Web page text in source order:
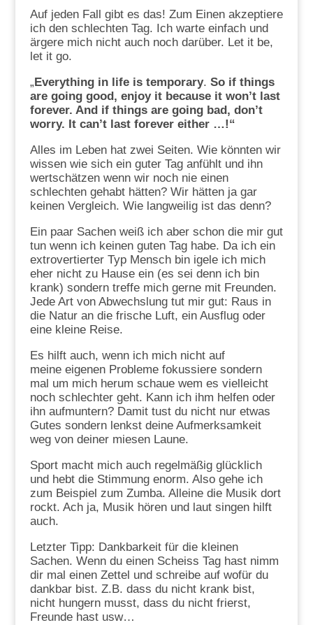
Auf jeden Fall gibt es das! Zum Einen akzeptiere
ich den schlechten Tag. Ich warte einfach und
ärgere mich nicht auch noch darüber. Let it be,
let it go.
„ Everything in life is temporary. So if things
are going good, enjoy it because it won’t last
forever. And if things are going bad, don’t
worry. It can’t last forever either …!“
Alles im Leben hat zwei Seiten. Wie könnten wir
wissen wie sich ein guter Tag anfühlt und ihn
wertschätzen wenn wir noch nie einen
schlechten gehabt hätten? Wir hätten ja gar
keinen Vergleich. Wie langweilig ist das denn?
Ein paar Sachen weiß ich aber schon die mir gut
tun wenn ich keinen guten Tag habe. Da ich ein
extrovertierter Typ Mensch bin igele ich mich
eher nicht zu Hause ein (es sei denn ich bin
krank) sondern treffe mich gerne mit Freunden.
Jede Art von Abwechslung tut mir gut: Raus in
die Natur an die frische Luft, ein Ausflug oder
eine kleine Reise.
Es hilft auch, wenn ich mich nicht auf
meine eigenen Probleme fokussiere sondern
mal um mich herum schaue wem es vielleicht
noch schlechter geht. Kann ich ihm helfen oder
ihn aufmuntern? Damit tust du nicht nur etwas
Gutes sondern lenkst deine Aufmerksamkeit
weg von deiner miesen Laune.
Sport macht mich auch regelmäßig glücklich
und hebt die Stimmung enorm. Also gehe ich
zum Beispiel zum Zumba. Alleine die Musik dort
rockt. Ach ja, Musik hören und laut singen hilft
auch.
Letzter Tipp: Dankbarkeit für die kleinen
Sachen. Wenn du einen Scheiss Tag hast nimm
dir mal einen Zettel und schreibe auf wofür du
dankbar bist. Z.B. dass du nicht krank bist,
nicht hungern musst, dass du nicht frierst,
Freunde hast usw…